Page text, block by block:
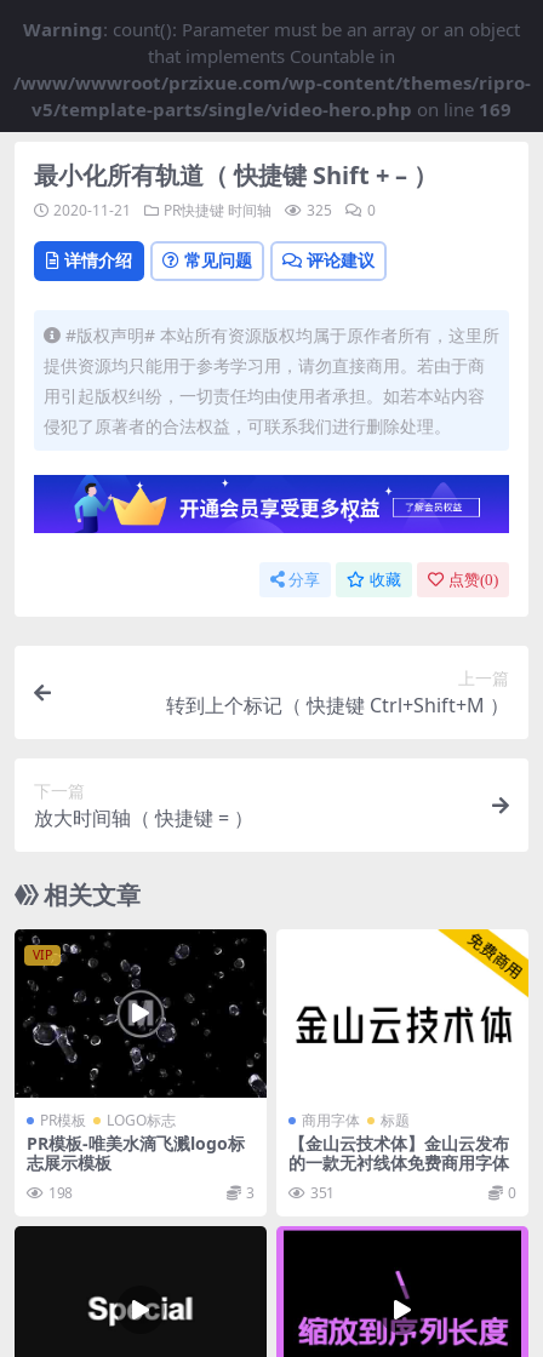
Warning: count(): Parameter must be an array or an object
that implements Countable in
/www/wwwroot/przixue.com/wp-content/themes/ripro-
v5/template-parts/single/video-hero.php on line 169
最小化所有轨道（ 快捷键 Shift + – ）
2020-11-21 PR快捷键 时间轴 325 0
详情介绍 常见问题 评论建议
#版权声明# 本站所有资源版权均属于原作者所有，这里所
提供资源均只能用于参考学习用，请勿直接商用。若由于商
用引起版权纠纷，一切责任均由使用者承担。如若本站内容
侵犯了原著者的合法权益，可联系我们进行删除处理。
分享 收藏 点赞(0)
上一篇
转到上个标记（ 快捷键 Ctrl+Shift+M ）
下一篇
放大时间轴（ 快捷键 = ）
相关文章
VIP
PR模板 LOGO标志
PR模板-唯美水滴飞溅logo标
志展示模板
198 3
商用字体 标题
【金山云技术体】金山云发布
的一款无衬线体免费商用字体
351 0